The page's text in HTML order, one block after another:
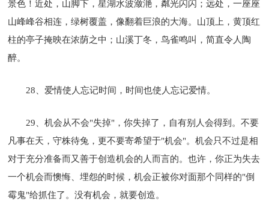
景色！近处，山脚下，星湖水波潋滟，粼光闪闪；远处，一座座
山峰峰谷相连，绿树覆盖，像翻着巨浪的大海。山顶上，黄顶红
柱的亭子掩映在浓荫之中；山溪丁冬，鸟雀鸣叫，简直令人陶
醉。
28、爱情使人忘记时间，时间也使人忘记爱情。
29、机会从不会"失掉"，你失掉了，自有别人会得到。不要
凡事在天，守株待兔，更不要寄希望于"机会"。机会只不过是相
对于充分准备而又善于创造机会的人而言的。也许，你正为失去
一个机会而懊悔、埋怨的时候，机会正被你对面那个同样的"倒
霉鬼"给抓住了。没有机会，就要创造。